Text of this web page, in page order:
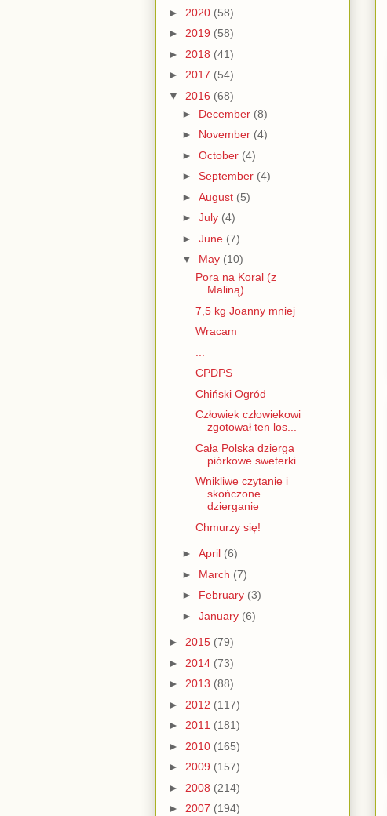
► 2020 (58)
► 2019 (58)
► 2018 (41)
► 2017 (54)
▼ 2016 (68)
► December (8)
► November (4)
► October (4)
► September (4)
► August (5)
► July (4)
► June (7)
▼ May (10)
Pora na Koral (z
Maliną)
7,5 kg Joanny mniej
Wracam
CPDPS
Chiński Ogród
Człowiek człowiekowi
zgotował ten los...
Cała Polska dzierga
piórkowe sweterki
Wnikliwe czytanie i
skończone
dzierganie
Chmurzy się!
► April (6)
► March (7)
► February (3)
► January (6)
► 2015 (79)
► 2014 (73)
► 2013 (88)
► 2012 (117)
► 2011 (181)
► 2010 (165)
► 2009 (157)
► 2008 (214)
► 2007 (194)